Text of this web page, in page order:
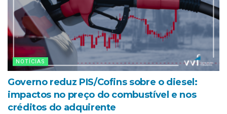
NOTÍCIAS
Governo reduz PIS/Cofins sobre o diesel:
impactos no preço do combustível e nos
créditos do adquirente